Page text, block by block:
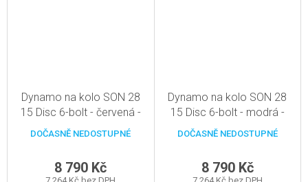
Dynamo na kolo SON 28
15 Disc 6-bolt - červená -
36d, pevná osa 15mm
DOČASNĚ NEDOSTUPNÉ
8 790 Kč
Dynamo na kolo SON 28
15 Disc 6-bolt - modrá -
32d, pevná osa 15mm
DOČASNĚ NEDOSTUPNÉ
8 790 Kč